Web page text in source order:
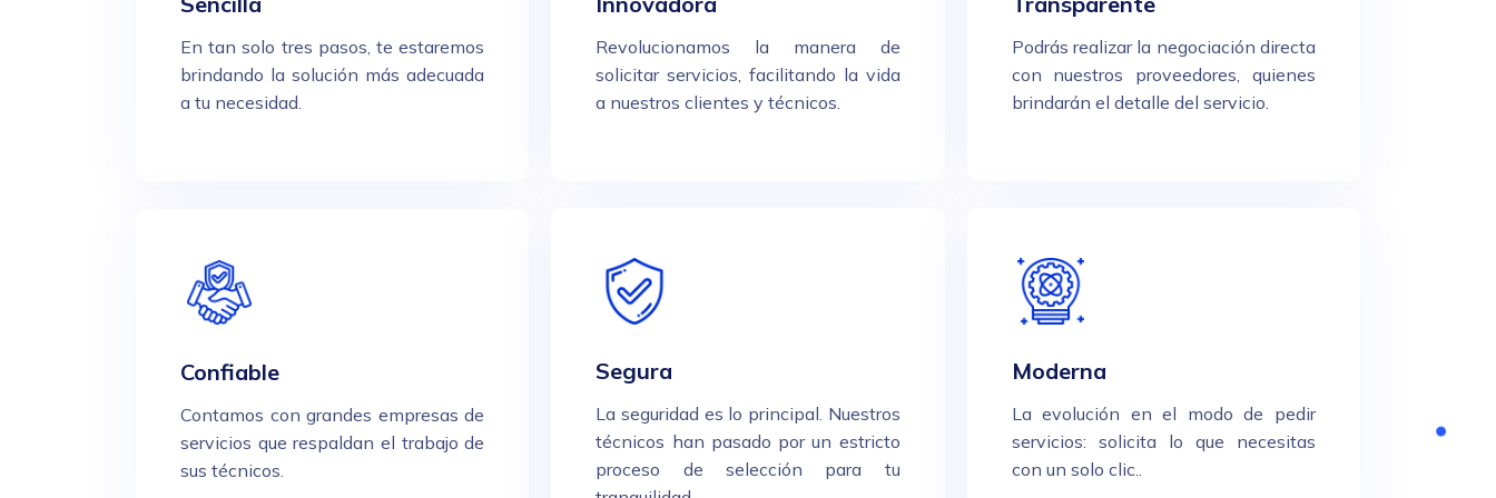
En tan solo tres pasos, te estaremos
brindando la solución más adecuada
a tu necesidad.
Confiable
Contamos con grandes empresas de
servicios que respaldan el trabajo de
sus técnicos.
Revolucionamos la manera de
solicitar servicios, facilitando la vida
a nuestros clientes y técnicos.
Segura
La seguridad es lo principal. Nuestros
técnicos han pasado por un estricto
proceso de selección para tu
Podrás realizar la negociación directa
con nuestros proveedores, quienes
brindarán el detalle del servicio.
Moderna
La evolución en el modo de pedir
servicios: solicita lo que necesitas
con un solo clic..